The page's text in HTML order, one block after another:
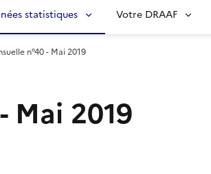
statistiques Votre DRAAF
n°40 - Mai 2019
Mai 2019